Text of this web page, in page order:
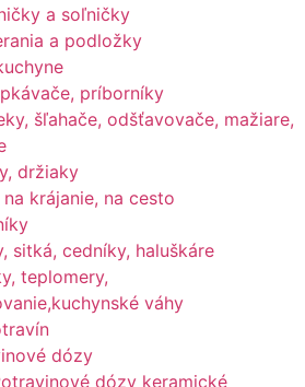
a soľničky
a podložky
príborníky
šľahače, odšťavovače, mažiare,
držiaky
krájanie, na cesto
sitká, cedníky, haluškáre
teplomery,
váhy
dózy
dózy keramické